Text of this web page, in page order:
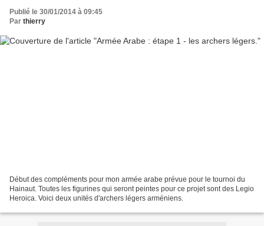
Publié le 30/01/2014 à 09:45
Par thierry
Début des compléments pour mon armée arabe prévue pour le tournoi du
Hainaut. Toutes les figurines qui seront peintes pour ce projet sont des Legio
Heroica. Voici deux unités d'archers légers arméniens.